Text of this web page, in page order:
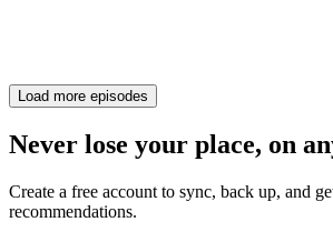
Load more episodes
Never lose your place, on
Create a free account to sync, back up, and
recommendations.